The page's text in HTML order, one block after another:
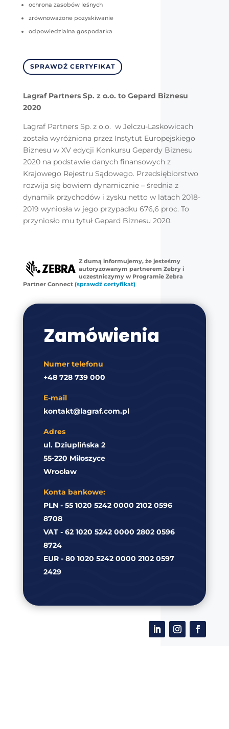
ochrona zasobów leśnych
zrównoważone pozyskiwanie
odpowiedzialna gospodarka
SPRAWDŹ CERTYFIKAT
Lagraf Partners Sp. z o.o. to Gepard Biznesu
2020
Lagraf Partners Sp. z o.o. w Jelczu-Laskowicach
została wyróżniona przez Instytut Europejskiego
Biznesu w XV edycji Konkursu Gepardy Biznesu
2020 na podstawie danych finansowych z
Krajowego Rejestru Sądowego. Przedsiębiorstwo
rozwija się bowiem dynamicznie – średnia z
dynamik przychodów i zysku netto w latach 2018-
2019 wyniosła w jego przypadku 676,6 proc. To
przyniosło mu tytuł Gepard Biznesu 2020.
Z dumą informujemy, że jesteśmy
autoryzowanym partnerem Zebry i
uczestniczymy w Programie Zebra
Partner Connect (sprawdź certyfikat)
Zamówienia
Numer telefonu
+48 728 739 000
E-mail
kontakt@lagraf.com.pl
Adres
ul. Dziuplińska 2
55-220 Miłoszyce
Wrocław
Konta bankowe:
PLN - 55 1020 5242 0000 2102 0596
8708
VAT - 62 1020 5242 0000 2802 0596
8724
EUR - 80 1020 5242 0000 2102 0597
2429